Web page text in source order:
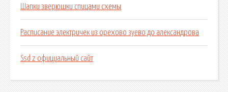
Шапки зверюшки спицами схемы
Расписание электричек из орехово зуево до александрова
Ssd z официальный сайт